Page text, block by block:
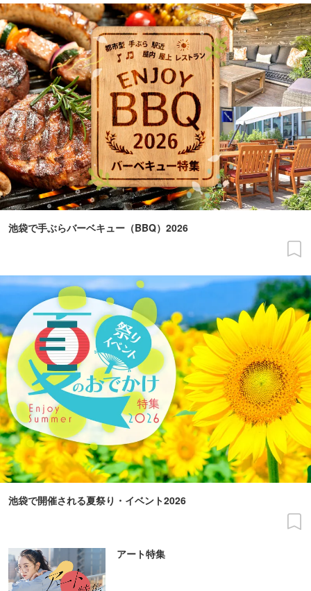
池袋で手ぶらバーベキュー（BBQ）2026
池袋で開催される夏祭り・イベント2026
アート特集